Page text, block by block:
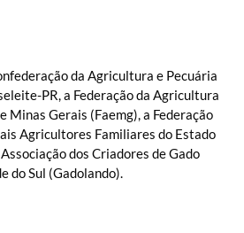
da Agricultura e Pecuária
PR, a Federação da Agricultura
Minas Gerais (Faemg), a Federação
Agricultores Familiares do Estado
dos Criadores de Gado
do Sul (Gadolando).